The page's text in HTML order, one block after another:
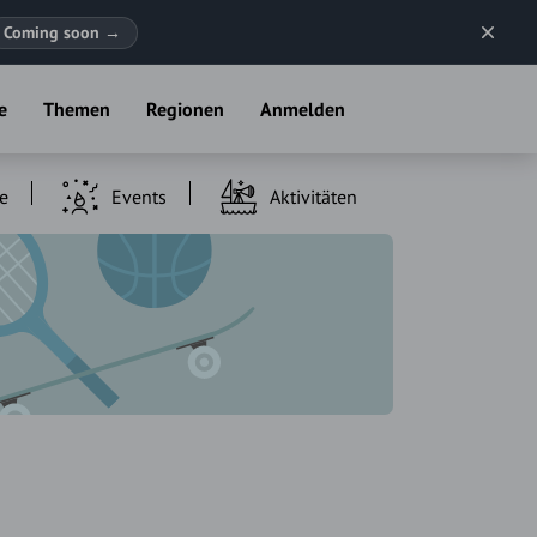
Coming soon →
Themen Regionen Anmelden
Events Aktivitäten